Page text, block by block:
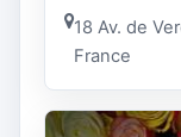
18 Av. de
France